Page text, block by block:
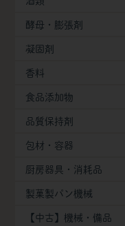
酵母・膨張剤
凝固剤
香料
食品添加物
品質保持剤
包材・容器
厨房器具・消耗品
製菓製パン機械
【中古】機械・備品